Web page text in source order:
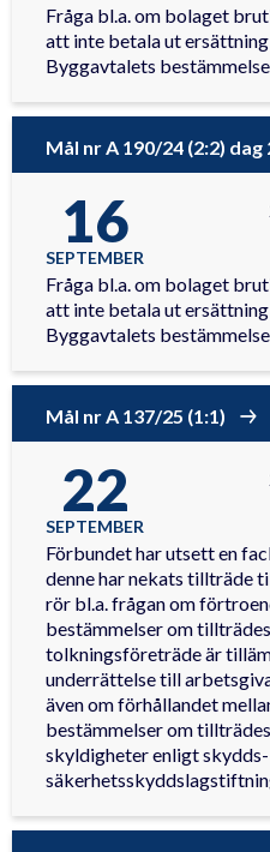
Fråga bl.a. om bolaget
att inte betala ut
Byggavtalets
Mål nr A 190/24 (2:2) dag
16
SEPTEMBER
Fråga bl.a. om bolaget
att inte betala ut
Byggavtalets
Mål nr A 137/25 (1:1)
22
SEPTEMBER
Förbundet har utsett en
denne har nekats tillträde
rör bl.a. frågan om
bestämmelser om
tolkningsföreträde är
underrättelse till
även om förhållandet
bestämmelser om
skyldigheter enligt